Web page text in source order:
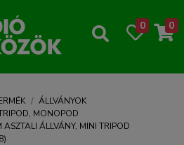
0 0
ÁLLVÁNYOK
MONOPOD
ÁLLVÁNY, MINI TRIPOD